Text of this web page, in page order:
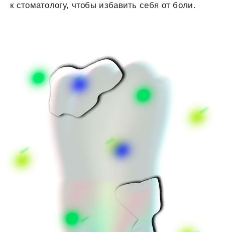
к стоматологу, чтобы избавить себя от боли.